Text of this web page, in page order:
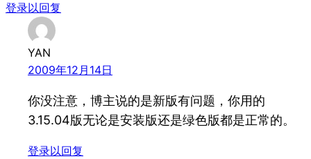
登录以回复
YAN
2009年12月14日
你没注意，博主说的是新版有问题，你用的
3.15.04版无论是安装版还是绿色版都是正常的。
登录以回复